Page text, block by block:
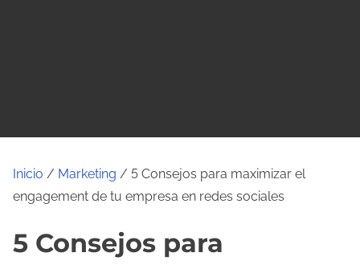
Inicio / Marketing / 5 Consejos para maximizar el
engagement de tu empresa en redes sociales
5 Consejos para